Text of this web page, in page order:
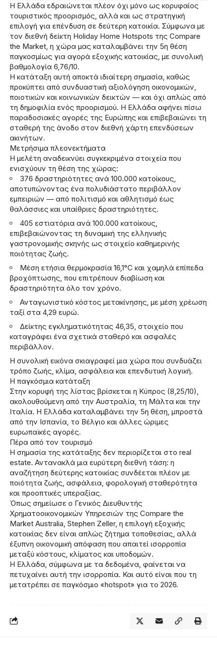
Η Ελλάδα εδραιώνεται πλέον όχι μόνο ως κορυφαίος
τουριστικός προορισμός, αλλά και ως στρατηγική
επιλογή για επένδυση σε δεύτερη κατοικία. Σύμφωνα με
τον διεθνή δείκτη Holiday Home Hotspots της Compare
the Market, η χώρα μας καταλαμβάνει την 5η θέση
παγκοσμίως για αγορά εξοχικής κατοικίας, με συνολική
βαθμολογία 6,76/10.
Η κατάταξη αυτή αποκτά ιδιαίτερη σημασία, καθώς
προκύπτει από συνδυαστική αξιολόγηση οικονομικών,
ποιοτικών και κοινωνικών δεικτών — και όχι απλώς από
τη δημοφιλία ενός προορισμού. Η Ελλάδα αφήνει πίσω
παραδοσιακές αγορές της Ευρώπης και επιβεβαιώνει τη
σταθερή της άνοδο στον διεθνή χάρτη επενδύσεων
ακινήτων.
Μετρήσιμα πλεονεκτήματα
Η μελέτη αναδεικνύει συγκεκριμένα στοιχεία που
ενισχύουν τη θέση της χώρας:
376 δραστηριότητες ανά 100.000 κατοίκους,
αποτυπώνοντας ένα πολυδιάστατο περιβάλλον
εμπειριών — από πολιτισμό και αθλητισμό έως
θαλάσσιες και υπαίθριες δραστηριότητες.
405 εστιατόρια ανά 100.000 κατοίκους,
επιβεβαιώνοντας τη δυναμική της ελληνικής
γαστρονομικής σκηνής ως στοιχείο καθημερινής
ποιότητας ζωής.
Μέση ετήσια θερμοκρασία 16,1°C και χαμηλά επίπεδα
βροχόπτωσης, που επιτρέπουν διαβίωση και
δραστηριότητα όλο τον χρόνο.
Ανταγωνιστικό κόστος μετακίνησης, με μέση χρέωση
ταξί στα 4,29 ευρώ.
Δείκτης εγκληματικότητας 46,35, στοιχείο που
καταγράφει ένα σχετικά σταθερό και ασφαλές
περιβάλλον.
Η συνολική εικόνα σκιαγραφεί μια χώρα που συνδυάζει
τρόπο ζωής, κλίμα, ασφάλεια και επενδυτική λογική.
Η παγκόσμια κατάταξη
Στην κορυφή της λίστας βρίσκεται η Κύπρος (8,25/10),
ακολουθούμενη από την Αυστραλία, τη Μάλτα και την
Ιταλία. Η Ελλάδα καταλαμβάνει την 5η θέση, μπροστά
από την Ισπανία, το Βέλγιο και άλλες ώριμες
ευρωπαϊκές αγορές.
Πέρα από τον τουρισμό
Η σημασία της κατάταξης δεν περιορίζεται στο real
estate. Αντανακλά μια ευρύτερη διεθνή τάση: η
αναζήτηση δεύτερης κατοικίας συνδέεται πλέον με
ποιότητα ζωής, ασφάλεια, φορολογική σταθερότητα
και προοπτικές υπεραξίας.
Όπως σημείωσε ο Γενικός Διευθυντής
Χρηματοοικονομικών Υπηρεσιών της Compare the
Market Australia, Stephen Zeller, η επιλογή εξοχικής
κατοικίας δεν είναι απλώς ζήτημα τοποθεσίας, αλλά
έξυπνη οικονομική απόφαση που απαιτεί ισορροπία
μεταξύ κόστους, κλίματος και υποδομών.
Η Ελλάδα, σύμφωνα με τα δεδομένα, φαίνεται να
πετυχαίνει αυτή την ισορροπία. Και αυτό είναι που τη
μετατρέπει σε παγκόσμιο «hotspot» για το 2026.